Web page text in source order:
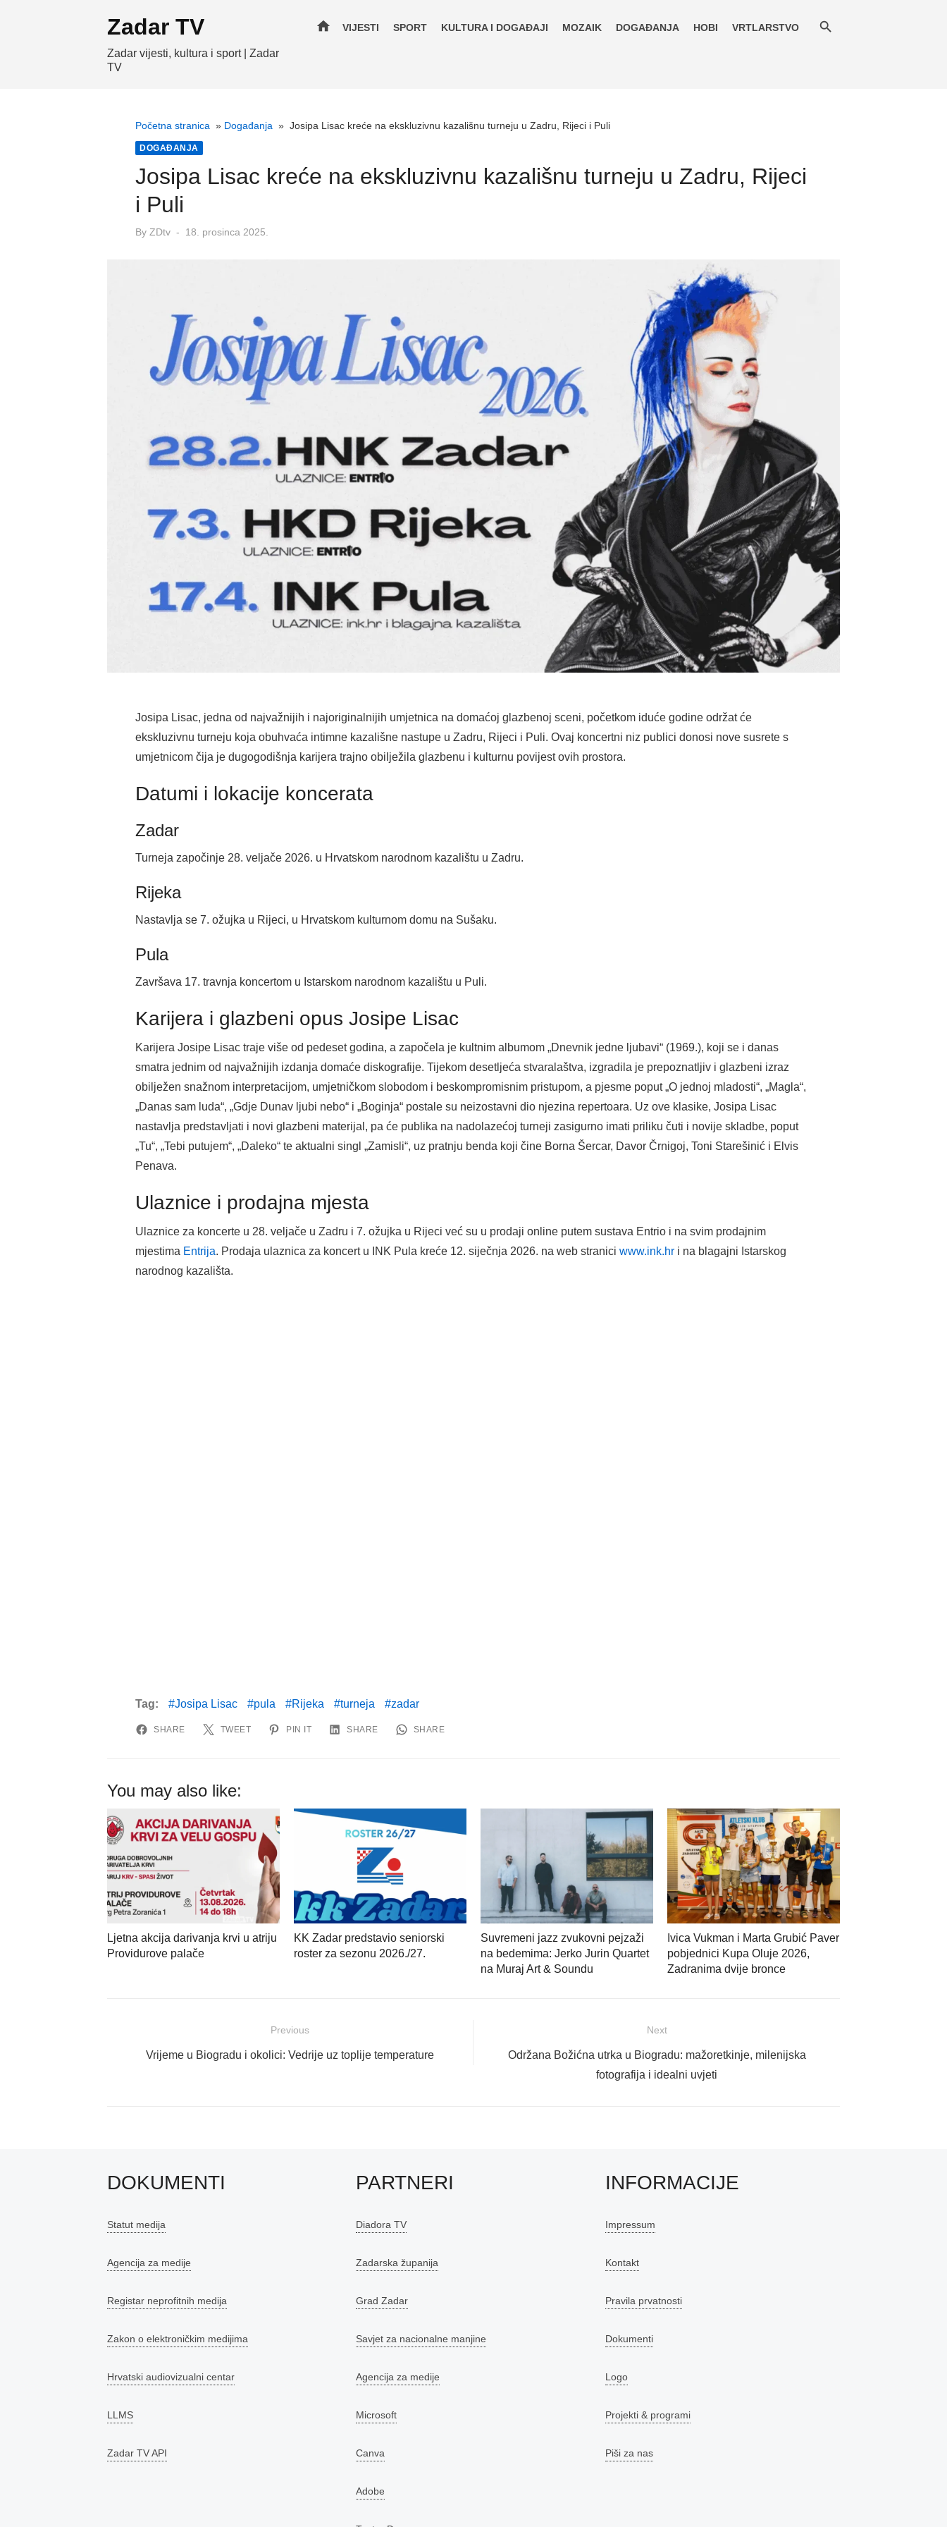
Zadar TV
Zadar vijesti, kultura i sport | Zadar
TV
home VIJESTI SPORT KULTURA I DOGAĐAJI MOZAIK DOGAĐANJA HOBI VRTLARSTVO
Početna stranica » Događanja » Josipa Lisac kreće na ekskluzivnu kazališnu turneju u Zadru, Rijeci i Puli
DOGAĐANJA
Josipa Lisac kreće na ekskluzivnu kazališnu turneju u Zadru, Rijeci
i Puli
By ZDtv
Posted
18. prosinca 2025.
Josipa Lisac, jedna od najvažnijih i najoriginalnijih umjetnica na domaćoj glazbenoj sceni, početkom iduće godine održat će
ekskluzivnu turneju koja obuhvaća intimne kazališne nastupe u Zadru, Rijeci i Puli. Ovaj koncertni niz publici donosi nove susrete s
umjetnicom čija je dugogodišnja karijera trajno obilježila glazbenu i kulturnu povijest ovih prostora.
Datumi i lokacije koncerata
Zadar
Turneja započinje 28. veljače 2026. u Hrvatskom narodnom kazalištu u Zadru.
Rijeka
Nastavlja se 7. ožujka u Rijeci, u Hrvatskom kulturnom domu na Sušaku.
Pula
Završava 17. travnja koncertom u Istarskom narodnom kazalištu u Puli.
Karijera i glazbeni opus Josipe Lisac
Karijera Josipe Lisac traje više od pedeset godina, a započela je kultnim albumom „Dnevnik jedne ljubavi“ (1969.), koji se i danas
smatra jednim od najvažnijih izdanja domaće diskografije. Tijekom desetljeća stvaralaštva, izgradila je prepoznatljiv i glazbeni izraz
obilježen snažnom interpretacijom, umjetničkom slobodom i beskompromisnim pristupom, a pjesme poput „O jednoj mladosti“, „Magla“,
„Danas sam luda“, „Gdje Dunav ljubi nebo“ i „Boginja“ postale su neizostavni dio njezina repertoara. Uz ove klasike, Josipa Lisac
nastavlja predstavljati i novi glazbeni materijal, pa će publika na nadolazećoj turneji zasigurno imati priliku čuti i novije skladbe, poput
„Tu“, „Tebi putujem“, „Daleko“ te aktualni singl „Zamisli“, uz pratnju benda koji čine Borna Šercar, Davor Črnigoj, Toni Starešinić i Elvis
Penava.
Ulaznice i prodajna mjesta
Ulaznice za koncerte u 28. veljače u Zadru i 7. ožujka u Rijeci već su u prodaji online putem sustava Entrio i na svim prodajnim
mjestima Entrija. Prodaja ulaznica za koncert u INK Pula kreće 12. siječnja 2026. na web stranici www.ink.hr i na blagajni Istarskog
narodnog kazališta.
Tag: Josipa Lisac pula Rijeka turneja zadar
SHARE TWEET PIN IT SHARE SHARE
You may also like:
Ljetna akcija darivanja krvi u atriju
Providurove palače
KK Zadar predstavio seniorski
roster za sezonu 2026./27.
Suvremeni jazz zvukovni pejzaži
na bedemima: Jerko Jurin Quartet
na Muraj Art & Soundu
Ivica Vukman i Marta Grubić Paver
pobjednici Kupa Oluje 2026,
Zadranima dvije bronce
objava
Previous
Previous
Vrijeme u Biogradu i okolici: Vedrije uz toplije temperature
Next
Next
Održana Božićna utrka u Biogradu: mažoretkinje, milenijska
fotografija i idealni uvjeti
DOKUMENTI
Statut medija
Agencija za medije
Registar neprofitnih medija
Zakon o elektroničkim medijima
Hrvatski audiovizualni centar
LLMS
Zadar TV API
PARTNERI
Diadora TV
Zadarska županija
Grad Zadar
Savjet za nacionalne manjine
Agencija za medije
Microsoft
Canva
Adobe
INFORMACIJE
Impressum
Kontakt
Pravila prvatnosti
Dokumenti
Logo
Projekti & programi
Piši za nas